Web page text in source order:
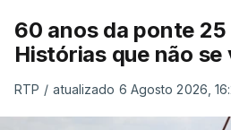
60 anos da ponte 25
Histórias que não se
RTP / atualizado 6 Agosto 2026,